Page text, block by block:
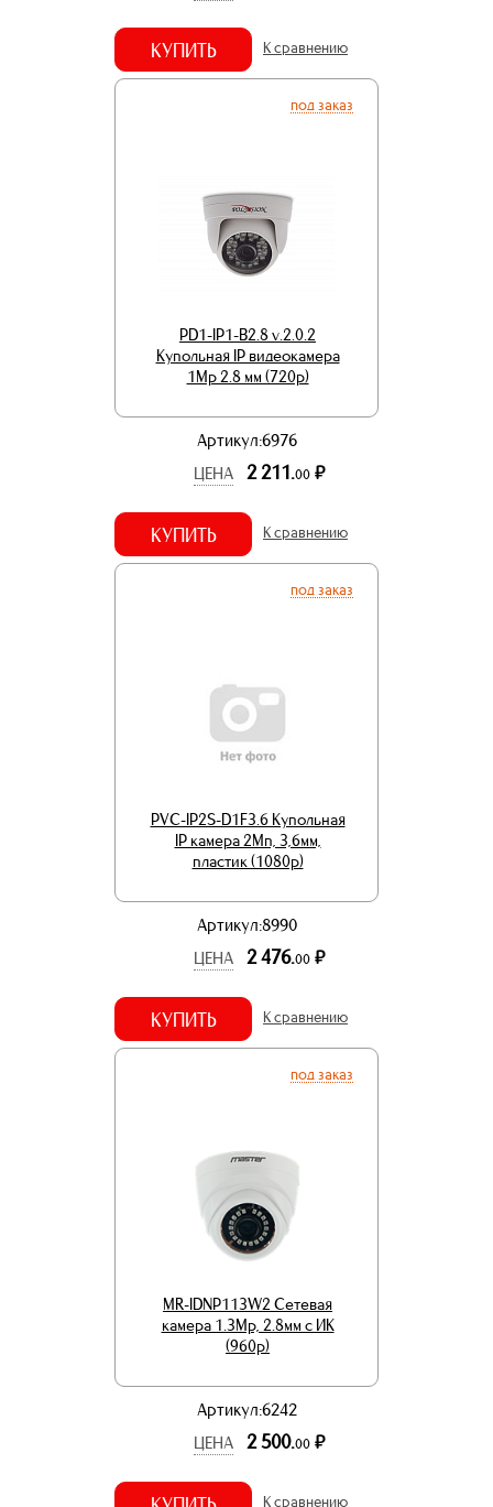
КУПИТЬ К сравнению
под заказ
PD1-IP1-B2.8 v.2.0.2
Купольная IP видеокамера
1Mp 2.8 мм (720p)
Артикул:6976
ЦЕНА
2 211.00 р.
КУПИТЬ К сравнению
под заказ
PVC-IP2S-D1F3.6 Купольная
IP камера 2Мп, 3,6мм,
пластик (1080p)
Артикул:8990
ЦЕНА
2 476.00 р.
КУПИТЬ К сравнению
под заказ
MR-IDNP113W2 Сетевая
камера 1.3Mp, 2.8мм с ИК
(960p)
Артикул:6242
ЦЕНА
2 500.00 р.
К сравнению